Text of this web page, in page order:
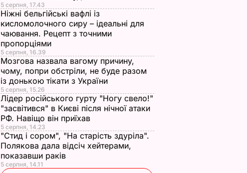
5 серпня, 17.43
Ніжні бельгійські вафлі із
кисломолочного сиру – ідеальні для
чаювання. Рецепт з точними
пропорціями
5 серпня, 16.39
Мозгова назвала вагому причину,
чому, попри обстріли, не буде разом
із донькою тікати з України
5 серпня, 15.26
Лідер російського гурту "Ногу свело!"
"засвітився" в Києві після нічної атаки
РФ. Навіщо він приїхав
5 серпня, 14.23
"Стид і сором", "На старість здуріла".
Полякова дала відсіч хейтерами,
показавши раків
5 серпня, 14.11